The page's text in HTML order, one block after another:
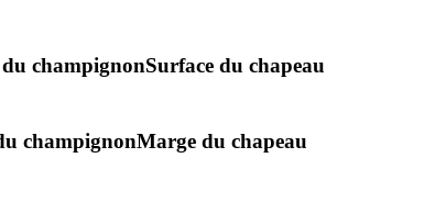
Surface du chapeau
Marge du chapeau